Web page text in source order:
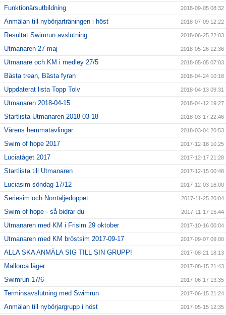
Funktionärsutbildning 2018-09-05 08:32
Anmälan till nybörjarträningen i höst 2018-07-09 12:22
Resultat Swimrun avslutning 2018-06-25 22:03
Utmanaren 27 maj 2018-05-26 12:36
Utmanare och KM i medley 27/5 2018-05-05 07:03
Bästa trean, Bästa fyran 2018-04-24 10:18
Uppdaterat lista Topp Tolv 2018-04-13 09:31
Utmanaren 2018-04-15 2018-04-12 19:27
Startlista Utmanaren 2018-03-18 2018-03-17 22:46
Vårens hemmatävlingar 2018-03-04 20:53
Swim of hope 2017 2017-12-18 10:25
Luciatåget 2017 2017-12-17 21:28
Startlista till Utmanaren 2017-12-15 00:48
Luciasim söndag 17/12 2017-12-03 16:00
Seriesim och Norrtäljedoppet 2017-11-25 20:04
Swim of hope - så bidrar du 2017-11-17 15:44
Utmanaren med KM i Frisim 29 oktober 2017-10-16 00:04
Utmanaren med KM bröstsim 2017-09-17 2017-09-07 09:00
ALLA SKA ANMÄLA SIG TILL SIN GRUPP! 2017-08-21 18:13
Mallorca läger 2017-08-15 21:43
Swimrun 17/6 2017-06-17 13:35
Terminsavslutning med Swimrun 2017-06-15 21:24
Anmälan till nybörjargrupp i höst 2017-05-15 12:35